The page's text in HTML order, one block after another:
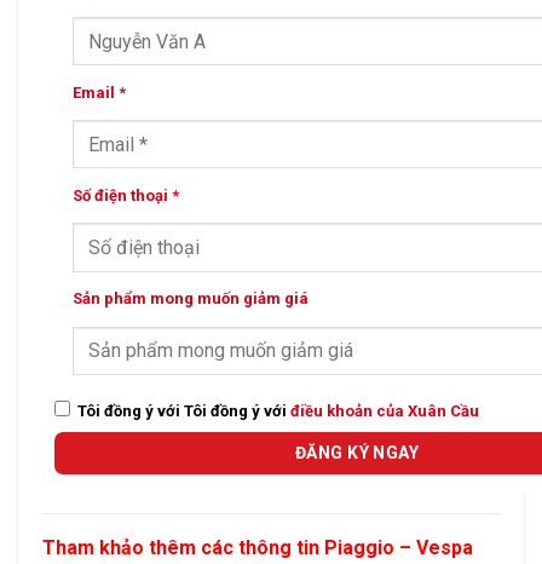
Email *
Số điện thoại *
Sản phẩm mong muốn giảm giá
Tôi đồng ý với Tôi đồng ý với điều khoản của Xuân Cầu
Tham khảo thêm các thông tin Piaggio – Vespa